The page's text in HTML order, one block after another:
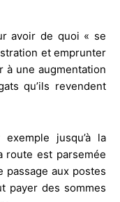
avoir de quoi « se
et emprunter
à une augmentation
qu’ils revendent
jusqu’à la
route est parsemée
passage aux postes
payer des sommes